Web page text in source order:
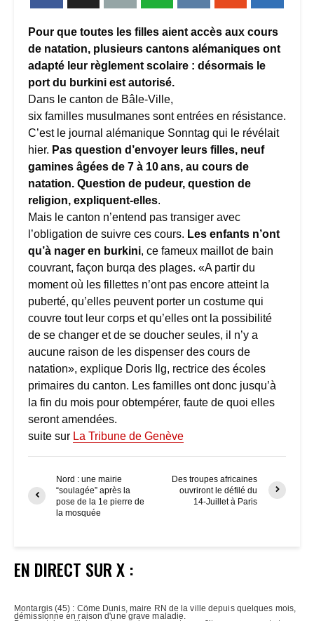
Pour que toutes les filles aient accès aux cours
de natation, plusieurs cantons alémaniques ont
adapté leur règlement scolaire : désormais le
port du burkini est autorisé.
Dans le canton de Bâle-Ville,
six familles musulmanes sont entrées en résistance.
C’est le journal alémanique Sonntag qui le révélait
hier. Pas question d’envoyer leurs filles, neuf
gamines âgées de 7 à 10 ans, au cours de
natation. Question de pudeur, question de
religion, expliquent-elles.
Mais le canton n’entend pas transiger avec
l’obligation de suivre ces cours. Les enfants n’ont
qu’à nager en burkini, ce fameux maillot de bain
couvrant, façon burqa des plages. «A partir du
moment où les fillettes n’ont pas encore atteint la
puberté, qu’elles peuvent porter un costume qui
couvre tout leur corps et qu’elles ont la possibilité
de se changer et de se doucher seules, il n’y a
aucune raison de les dispenser des cours de
natation», explique Doris Ilg, rectrice des écoles
primaires du canton. Les familles ont donc jusqu’à
la fin du mois pour obtempérer, faute de quoi elles
seront amendées.
suite sur La Tribune de Genève
Nord : une mairie
“soulagée” après la
pose de la 1e pierre de
la mosquée
Des troupes africaines
ouvriront le défilé du
14-Juillet à Paris
EN DIRECT SUR X :